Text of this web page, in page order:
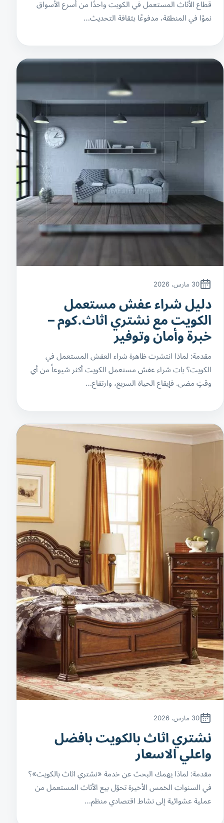
قطاع الأثاث المستعمل في الكويت واحدًا من أسرع الأسواق
نموًا في المنطقة، مدفوعًا بثقافة التحديث…
30 مارس، 2026
دليل شراء عفش مستعمل
الكويت مع نشتري اثاث.كوم –
خبرة وأمان وتوفير
مقدمة: لماذا انتشرت ظاهرة شراء العفش المستعمل في
الكويت؟ بات شراء عفش مستعمل الكويت أكثر شيوعاً من أي
وقتٍ مضى. فإيقاع الحياة السريع، وارتفاع…
30 مارس، 2026
نشتري اثاث بالكويت بافضل
واعلي الاسعار
مقدمة: لماذا يهمك البحث عن خدمة «نشتري اثاث بالكويت»؟
في السنوات الخمس الأخيرة تحوّل بيع الأثاث المستعمل من
عملية عشوائية إلى نشاط اقتصادي منظم…